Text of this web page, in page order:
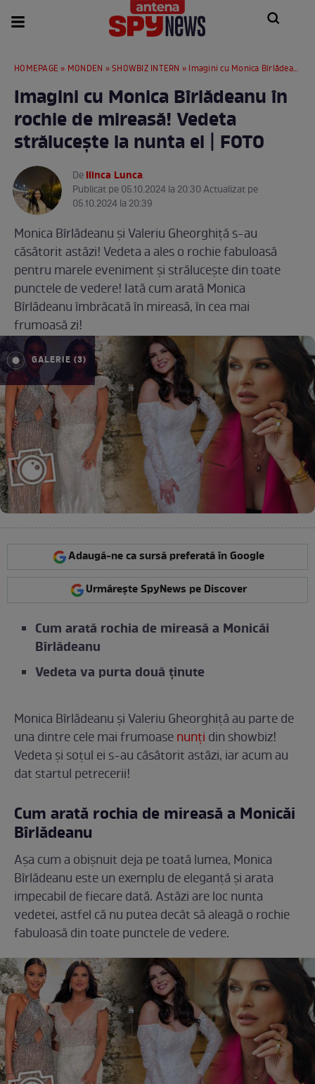
HOMEPAGE » MONDEN »SHOWBIZ INTERN » Imagini cu Monica Bîrlădeanu în rochie de mireasă! Vedeta strălucește la nunta ei | FOTO
Imagini cu Monica Bîrlădeanu în
rochie de mireasă! Vedeta
strălucește la nunta ei | FOTO
DeIlinca Lunca.
Publicat pe 05.10.2024 la 20:30 Actualizat pe
05.10.2024 la 20:39
Monica Bîrlădeanu și Valeriu Gheorghiță s-au
căsătorit astăzi! Vedeta a ales o rochie fabuloasă
pentru marele eveniment și strălucește din toate
punctele de vedere! Iată cum arată Monica
Bîrlădeanu îmbrăcată în mireasă, în cea mai
frumoasă zi!
GALERIE (3)
Adaugă-ne ca sursă preferată în Google
Urmărește SpyNews pe Discover
Cum arată rochia de mireasă a Monicăi
Bîrlădeanu
Vedeta va purta două ținute
Monica Bîrlădeanu și Valeriu Gheorghiță au parte de
una dintre cele mai frumoasenunți din showbiz!
Vedeta și soțul ei s-au căsătorit astăzi, iar acum au
dat startul petrecerii!
Cum arată rochia de mireasă a Monicăi
Bîrlădeanu
Așa cum a obișnuit deja pe toată lumea, Monica
Bîrlădeanu este un exemplu de eleganță și arata
impecabil de fiecare dată. Astăzi are loc nunta
vedetei, astfel că nu putea decât să aleagă o rochie
fabuloasă din toate punctele de vedere.